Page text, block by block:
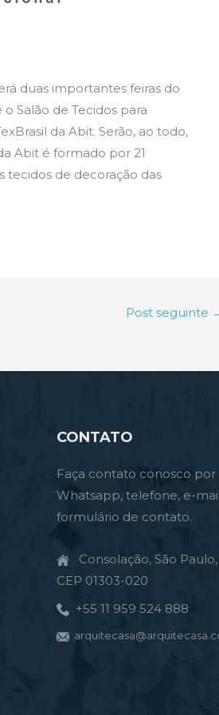
duas importantes feiras do
o Salão de Tecidos para
da Abit. Serão, ao todo,
Abit é formado por 21
de decoração das
Post seguinte
CONTATO
Faça contato conosco por
Whatsapp, telefone, e-
formulário de contato.
Consolação, São Paulo,
CEP 01303-020
+55 11 959 524 888